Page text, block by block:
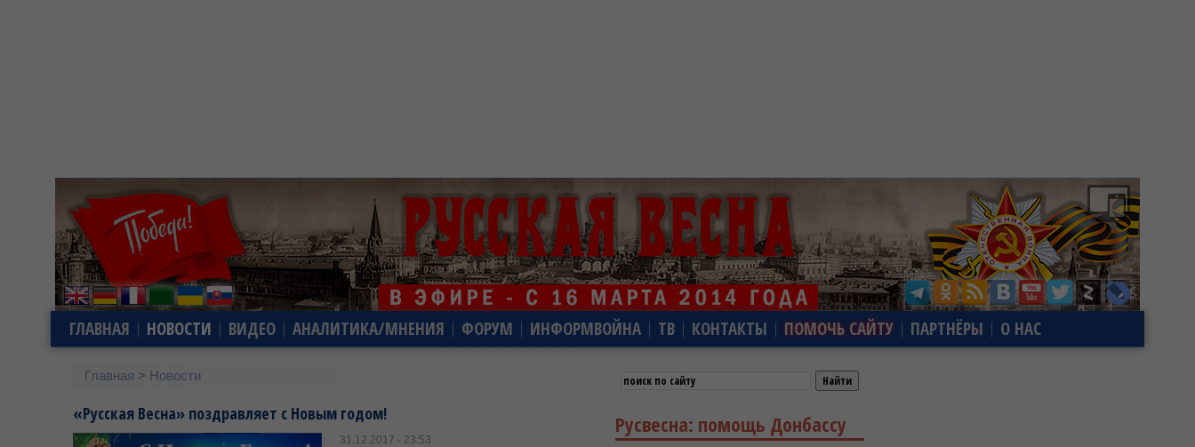
ГЛАВНАЯ НОВОСТИ ВИДЕО АНАЛИТИКА/МНЕНИЯ ФОРУМ ИНФОРМВОЙНА ТВ КОНТАКТЫ ПОМОЧЬ САЙТУ ПАРТНЁРЫ О НАС
Главная > Новости
«Русская Весна» поздравляет с Новым годом!
31.12.2017 - 23:53
Русвесна: помощь Донбассу